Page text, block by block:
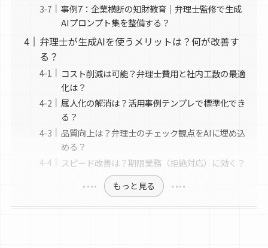
事例7：企業横断の知財教育｜弁理士監修で生成
AIプロンプト集を整備する？
弁理士が生成AIを使うメリットは？何が改善す
る？
コスト削減は可能？弁理士費用と社内工数の最適
化は？
属人化の解消は？活用事例テンプレで標準化でき
る？
品質向上は？弁理士のチェック観点をAIに埋め込
める？
スピード改善は？期限業務（拒絶対応）に効く？
もっと見る